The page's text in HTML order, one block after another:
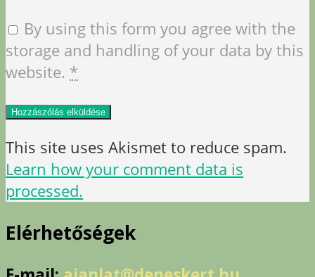
By using this form you agree with the
storage and handling of your data by this
website. *
This site uses Akismet to reduce spam.
Learn how your comment data is
processed.
Elérhetőségek